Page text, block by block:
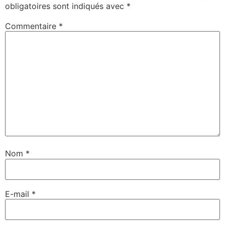
obligatoires sont indiqués avec *
Commentaire *
Nom *
E-mail *